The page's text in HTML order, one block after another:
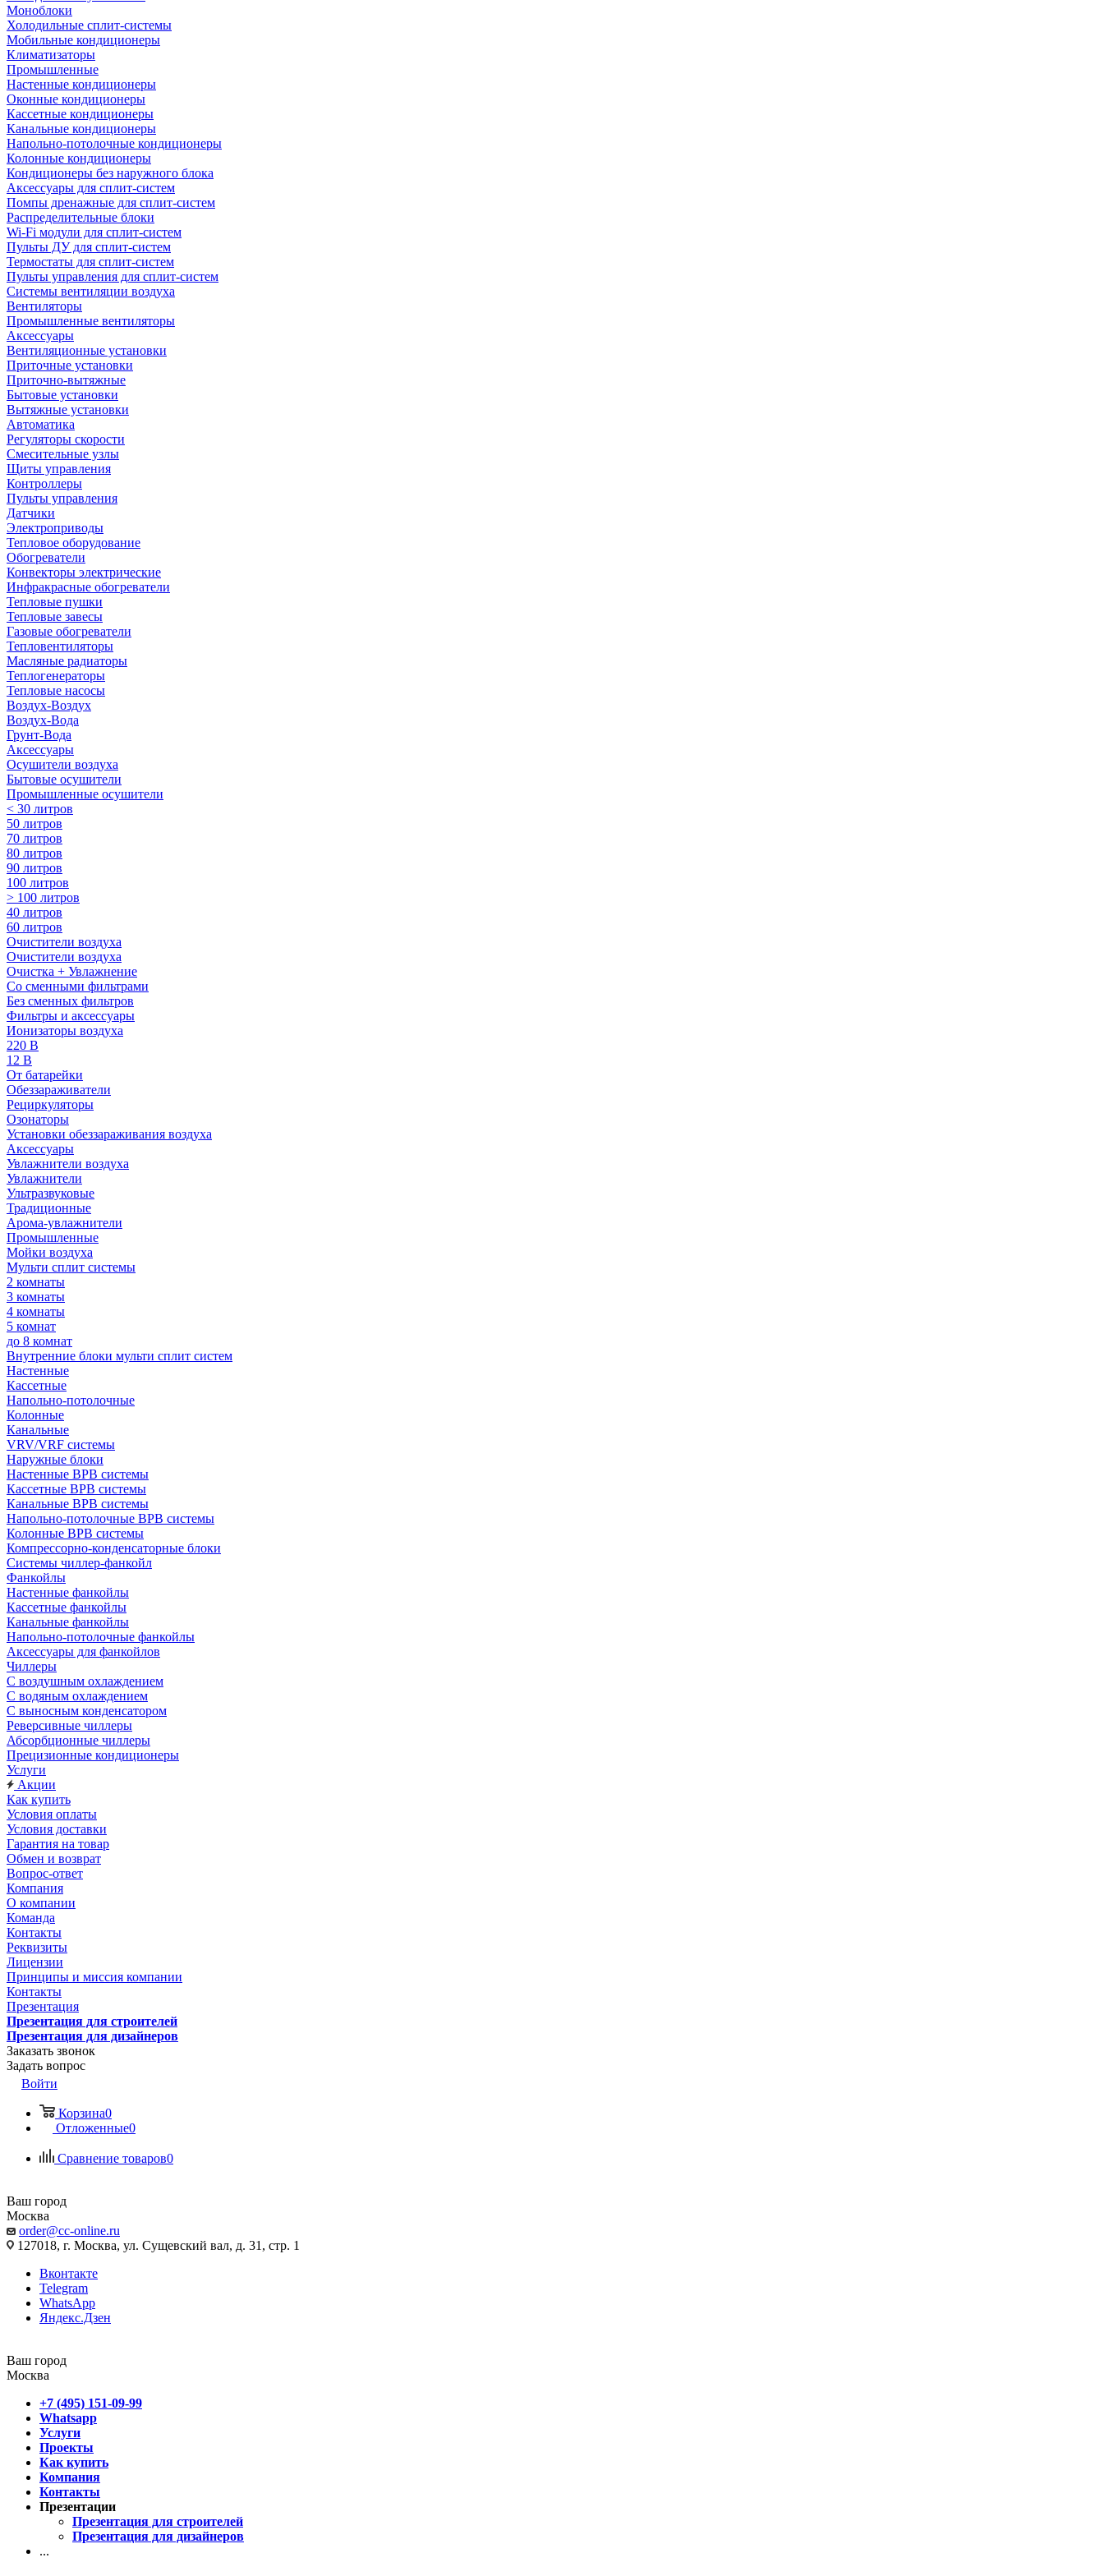
Моноблоки
Холодильные сплит-системы
Мобильные кондиционеры
Климатизаторы
Промышленные
Настенные кондиционеры
Оконные кондиционеры
Кассетные кондиционеры
Канальные кондиционеры
Напольно-потолочные кондиционеры
Колонные кондиционеры
Кондиционеры без наружного блока
Аксессуары для сплит-систем
Помпы дренажные для сплит-систем
Распределительные блоки
Wi-Fi модули для сплит-систем
Пульты ДУ для сплит-систем
Термостаты для сплит-систем
Пульты управления для сплит-систем
Системы вентиляции воздуха
Вентиляторы
Промышленные вентиляторы
Аксессуары
Вентиляционные установки
Приточные установки
Приточно-вытяжные
Бытовые установки
Вытяжные установки
Автоматика
Регуляторы скорости
Смесительные узлы
Щиты управления
Контроллеры
Пульты управления
Датчики
Электроприводы
Тепловое оборудование
Обогреватели
Конвекторы электрические
Инфракрасные обогреватели
Тепловые пушки
Тепловые завесы
Газовые обогреватели
Тепловентиляторы
Масляные радиаторы
Теплогенераторы
Тепловые насосы
Воздух-Воздух
Воздух-Вода
Грунт-Вода
Аксессуары
Осушители воздуха
Бытовые осушители
Промышленные осушители
< 30 литров
50 литров
70 литров
80 литров
90 литров
100 литров
> 100 литров
40 литров
60 литров
Очистители воздуха
Очистители воздуха
Очистка + Увлажнение
Cо сменными фильтрами
Без сменных фильтров
Фильтры и аксессуары
Ионизаторы воздуха
220 В
12 В
От батарейки
Обеззараживатели
Рециркуляторы
Озонаторы
Установки обеззараживания воздуха
Аксессуары
Увлажнители воздуха
Увлажнители
Ультразвуковые
Традиционные
Арома-увлажнители
Промышленные
Мойки воздуха
Мульти сплит системы
2 комнаты
3 комнаты
4 комнаты
5 комнат
до 8 комнат
Внутренние блоки мульти сплит систем
Настенные
Кассетные
Напольно-потолочные
Колонные
Канальные
VRV/VRF системы
Наружные блоки
Настенные ВРВ системы
Кассетные ВРВ системы
Канальные ВРВ системы
Напольно-потолочные ВРВ системы
Колонные ВРВ системы
Компрессорно-конденсаторные блоки
Системы чиллер-фанкойл
Фанкойлы
Настенные фанкойлы
Кассетные фанкойлы
Канальные фанкойлы
Напольно-потолочные фанкойлы
Аксессуары для фанкойлов
Чиллеры
С воздушным охлаждением
С водяным охлаждением
С выносным конденсатором
Реверсивные чиллеры
Абсорбционные чиллеры
Прецизионные кондиционеры
Услуги
Акции
Как купить
Условия оплаты
Условия доставки
Гарантия на товар
Обмен и возврат
Вопрос-ответ
Компания
О компании
Команда
Контакты
Реквизиты
Лицензии
Принципы и миссия компании
Контакты
Презентация
Презентация для строителей
Презентация для дизайнеров
Заказать звонок
Задать вопрос
Войти
Корзина0
Отложенные0
Сравнение товаров0
Ваш город
Москва
order@cc-online.ru
127018, г. Москва, ул. Сущевский вал, д. 31, стр. 1
Вконтакте
Telegram
WhatsApp
Яндекс.Дзен
Ваш город
Москва
+7 (495) 151-09-99
Whatsapp
Услуги
Проекты
Как купить
Компания
Контакты
Презентации
Презентация для строителей
Презентация для дизайнеров
...